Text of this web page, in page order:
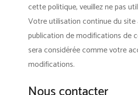
cette politique, veuillez ne pas
Votre utilisation continue du site
publication de modifications de
sera considérée comme votre
modifications.